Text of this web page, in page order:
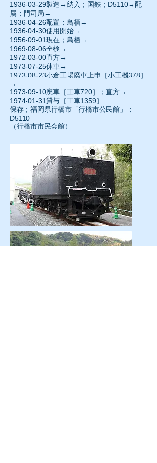
1936-03-29製造→納入；国鉄；D5110→配
属；門司局→
1936-04-26配置；鳥栖→
1936-04-30使用開始→
1956-09-01現在；鳥栖→
1969-08-06全検→
1972-03-00直方→
1973-07-25休車→
1973-08-23小倉工場廃車上申［小工機378］
→
1973-09-10廃車［工車720］；直方→
1974-01-31貸与［工車1359］
保存；福岡県行橋市「行橋市公民館」；
D5110
（行橋市市民会館）